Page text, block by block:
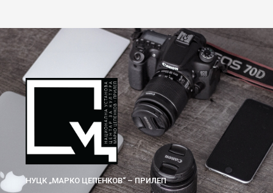
НУЦК „МАРКО ЦЕПЕНКОВ“ – ПРИЛЕП